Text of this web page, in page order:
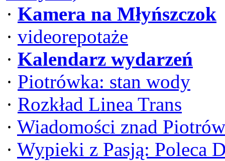
· Kamera na Młyńszczok
· videorepotaże
· Kalendarz wydarzeń
· Piotrówka: stan wody
· Rozkład Linea Trans
· Wiadomości znad
· Wypieki z Pasją: Poleca